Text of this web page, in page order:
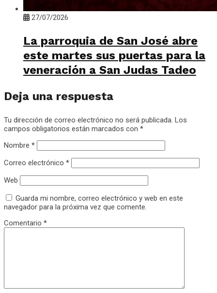
27/07/2026
La parroquia de San José abre
este martes sus puertas para la
veneración a San Judas Tadeo
Deja una respuesta
Tu dirección de correo electrónico no será publicada. Los
campos obligatorios están marcados con *
Nombre *
Correo electrónico *
Web
Guarda mi nombre, correo electrónico y web en este
navegador para la próxima vez que comente.
Comentario *